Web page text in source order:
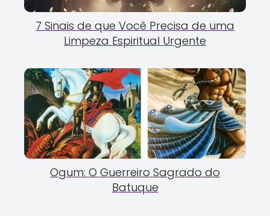
7 Sinais de que Você Precisa de uma
Limpeza Espiritual Urgente
Ogum: O Guerreiro Sagrado do
Batuque